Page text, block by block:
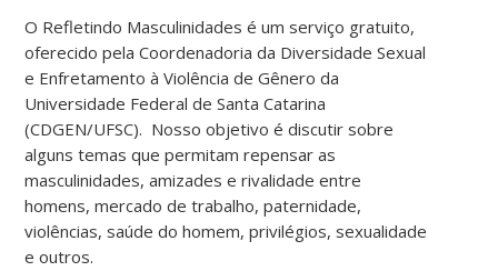
O Refletindo Masculinidades é um serviço gratuito,
oferecido pela Coordenadoria da Diversidade Sexual
e Enfretamento à Violência de Gênero da
Universidade Federal de Santa Catarina
(CDGEN/UFSC). Nosso objetivo é discutir sobre
alguns temas que permitam repensar as
masculinidades, amizades e rivalidade entre
homens, mercado de trabalho, paternidade,
violências, saúde do homem, privilégios, sexualidade
e outros.